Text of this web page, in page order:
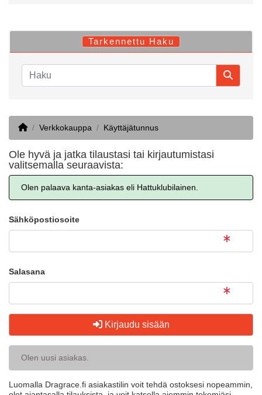
Tarkennettu Haku
HomeVerkkokauppa Käyttäjätunnus
Ole hyvä ja jatka tilaustasi tai kirjautumistasi
valitsemalla seuraavista:
Olen palaava kanta-asiakas eli Hattuklubilainen.
Sähköpostiosoite
Salasana
Kirjaudu sisään
Olen uusi asiakas.
Luomalla Dragrace.fi asiakastilin voit tehdä ostoksesi nopeammin,